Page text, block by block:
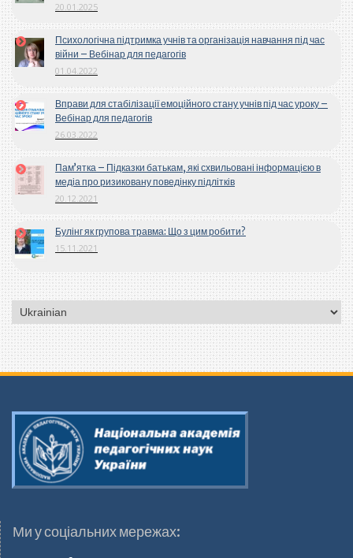
20.01.2025
Психологічна підтримка учнів та організація навчання під час
війни – Вебінар для педагогів
01.04.2022
Вправи для стабілізації емоційного стану учнів під час уроку –
Вебінар для педагогів
26.03.2022
Пам’ятка – Підказки батькам, які схвильовані інформацією в
медіа про ризиковану поведінку підлітків
20.12.2021
Булінг як групова травма: Що з цим робити?
15.11.2021
Вибрати
мову
Ми у соціальних мережах: